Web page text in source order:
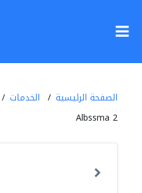
الصفحة الرئيسية الخدمات
Albssma 2